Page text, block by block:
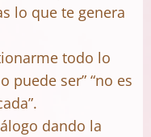
lo que te genera
todo lo
puede ser” “no es
dando la